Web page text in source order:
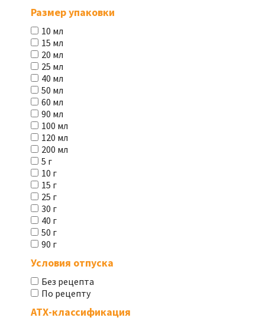
Размер упаковки
10 мл
15 мл
20 мл
25 мл
40 мл
50 мл
60 мл
90 мл
100 мл
120 мл
200 мл
5 г
10 г
15 г
25 г
30 г
40 г
50 г
90 г
Условия отпуска
Без рецепта
По рецепту
АТХ-классификация